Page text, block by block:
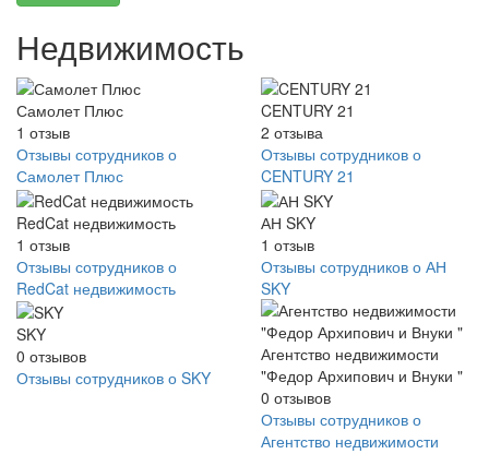
Недвижимость
Самолет Плюс
1 отзыв
Отзывы сотрудников о
Самолет Плюс
CENTURY 21
2 отзыва
Отзывы сотрудников о
CENTURY 21
RedCat недвижимость
1 отзыв
Отзывы сотрудников о
RedCat недвижимость
АН SKY
1 отзыв
Отзывы сотрудников о АН
SKY
SKY
0 отзывов
Отзывы сотрудников о SKY
Агентство недвижимости
"Федор Архипович и Внуки "
0 отзывов
Отзывы сотрудников о
Агентство недвижимости